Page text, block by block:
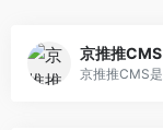
京推推CMS